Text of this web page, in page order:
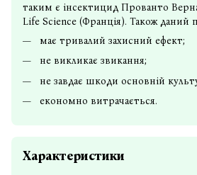
таким є інсектицид Прованто
Life Science (Франція). Також даний
має тривалий захисний ефект;
не викликає звикання;
не завдає шкоди основній
економно витрачається.
Характеристики